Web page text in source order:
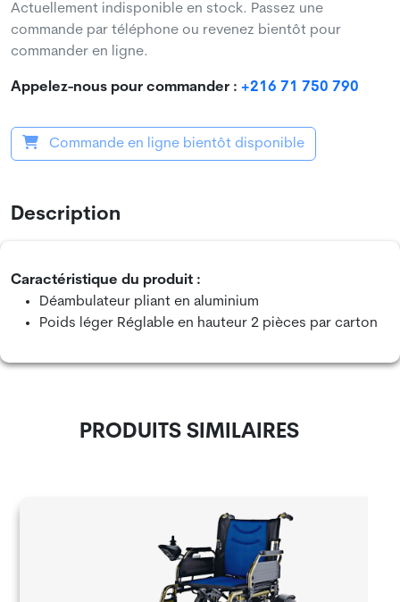
Actuellement indisponible en stock. Passez une
commande par téléphone ou revenez bientôt pour
commander en ligne.
Appelez-nous pour commander : +216 71 750 790
Commande en ligne bientôt disponible
Description
Caractéristique du produit :
Déambulateur pliant en aluminium
Poids léger Réglable en hauteur 2 pièces par carton
PRODUITS SIMILAIRES